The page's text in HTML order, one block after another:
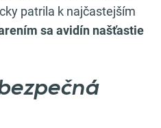
patrila k najčastejším
sa avidín našťastie